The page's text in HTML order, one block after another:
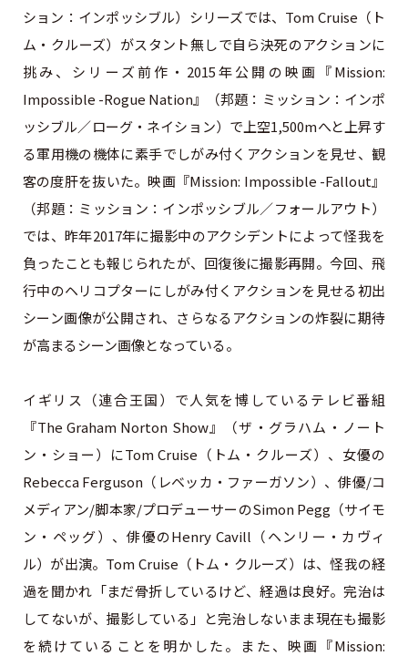
ション：インポッシブル）シリーズでは、Tom Cruise（ト
ム・クルーズ）がスタント無しで自ら決死のアクションに
挑み、シリーズ前作・2015年公開の映画『Mission:
Impossible -Rogue Nation』（邦題：ミッション：インポ
ッシブル／ローグ・ネイション）で上空1,500mへと上昇す
る軍用機の機体に素手でしがみ付くアクションを見せ、観
客の度肝を抜いた。映画『Mission: Impossible -Fallout』
（邦題：ミッション：インポッシブル／フォールアウト）
では、昨年2017年に撮影中のアクシデントによって怪我を
負ったことも報じられたが、回復後に撮影再開。今回、飛
行中のヘリコプターにしがみ付くアクションを見せる初出
シーン画像が公開され、さらなるアクションの炸裂に期待
が高まるシーン画像となっている。
イギリス（連合王国）で人気を博しているテレビ番組
『The Graham Norton Show』（ザ・グラハム・ノート
ン・ショー）にTom Cruise（トム・クルーズ）、女優の
Rebecca Ferguson（レベッカ・ファーガソン）、俳優/コ
メディアン/脚本家/プロデューサーのSimon Pegg（サイモ
ン・ペッグ）、俳優のHenry Cavill（ヘンリー・カヴィ
ル）が出演。Tom Cruise（トム・クルーズ）は、怪我の経
過を聞かれ「まだ骨折しているけど、経過は良好。完治は
してないが、撮影している」と完治しないまま現在も撮影
を続けていることを明かした。また、映画『Mission: